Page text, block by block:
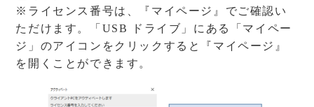
※ライセンス番号は、『マイページ』でご確認い
ただけます。「USB ドライブ」にある「マイペー
ジ」のアイコンをクリックすると『マイページ』
を開くことができます。